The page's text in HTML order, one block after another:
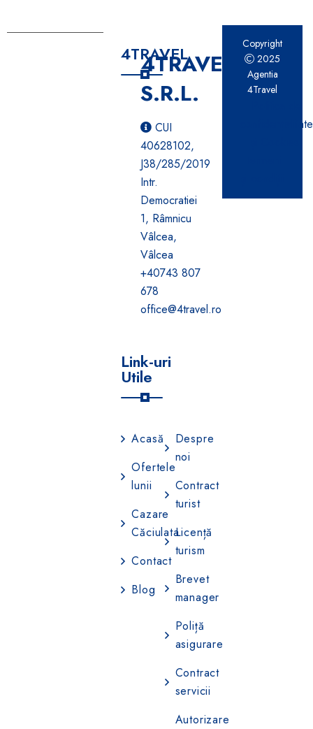
4TRAVEL
4TRAVEL
S.R.L.
CUI
40628102,
J38/285/2019
Intr.
Democratiei
1, Râmnicu
Vâlcea,
Vâlcea
+40743 807
678
office@4travel.ro
Link-uri
Utile
Acasă
Ofertele
lunii
Cazare
Căciulata
Contact
Blog
Despre
noi
Contract
turist
Licență
turism
Brevet
manager
Poliță
asigurare
Contract
servicii
Autorizare
Copyright
2025
Agentia
4Travel
confidențialitate